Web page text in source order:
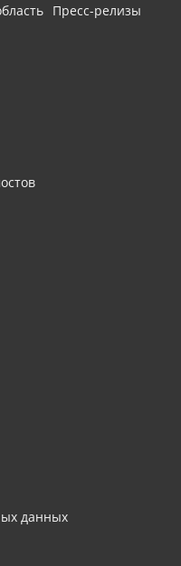
Пресс-релизы
данных